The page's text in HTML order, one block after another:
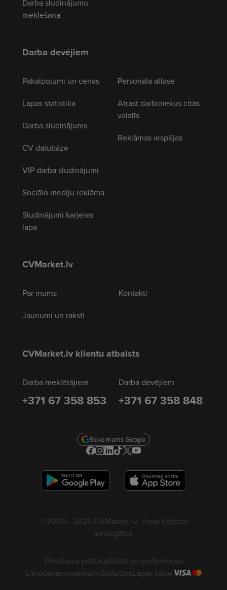
Darba sludinājumu
meklēšana
Darba devējiem
Pakalpojumi un cenas
Lapas statistika
Darba sludinājums
CV datubāze
VIP darba sludinājumi
Sociālo mediju reklāma
Sludinājumi karjeras
lapā
Personāla atlase
Atrast darbiniekus citās
valstīs
Reklāmas iespējas
CVMarket.lv
Par mums
Jaunumi un raksti
Kontakti
CVMarket.lv klientu atbalsts
Darba meklētājiem
+371 67 358 853
Darba devējiem
+371 67 358 848
Seko mums Google
© 2000 - 2026 CVMarket.lv. Visas tiesības
aizsargātas.
Privātuma politikaSīkdatņu preferences
Lietošanas noteikumiSūdzībasLapas karte